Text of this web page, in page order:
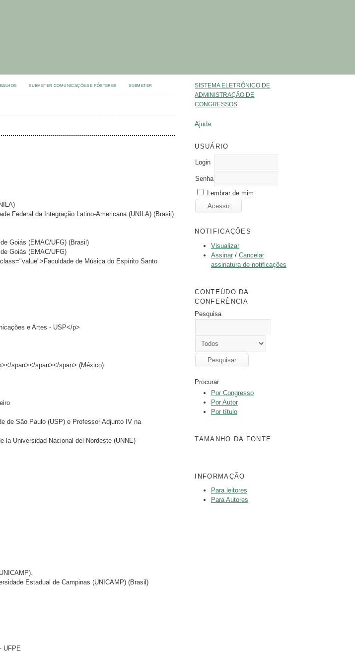
SISTEMA ELETRÔNICO DE
ADMINISTRAÇÃO DE
CONGRESSOS
Ajuda
USUÁRIO
Login
Senha
Lembrar de mim
NOTIFICAÇÕES
Visualizar
Assinar/ Cancelar
assinatura de notificações
CONTEÚDO DA
CONFERÊNCIA
Pesquisa
Procurar
Por Congresso
Por Autor
Por título
TAMANHO DA FONTE
INFORMAÇÃO
Para leitores
Para Autores
SUBMETER COMUNICAÇÕES E PÔSTERES SUBMETER
Federal da Integração Latino-Americana (UNILA) (Brasil)
Goiás (EMAC/UFG) (Brasil)
Goiás (EMAC/UFG)
de Música do Espírito Santo
e Artes - USP</p>
span></span></span> (México)
de São Paulo (USP) e Professor Adjunto IV na
la Universidad Nacional del Nordeste (UNNE)-
Estadual de Campinas (UNICAMP) (Brasil)
UFPE